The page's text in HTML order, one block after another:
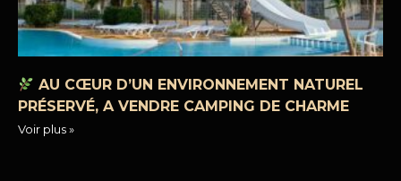
AU CŒUR D’UN ENVIRONNEMENT NATUREL
PRÉSERVÉ, A VENDRE CAMPING DE CHARME
Voir plus »